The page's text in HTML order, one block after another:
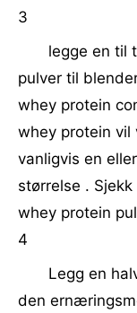
3
legge en til
pulver til
whey protein
whey protein vil
vanligvis en
størrelse .
whey protein
4
Legg en
den